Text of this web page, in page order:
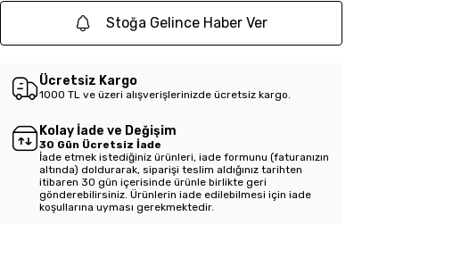
Stoğa Gelince Haber Ver
Ücretsiz Kargo
1000 TL ve üzeri alışverişlerinizde ücretsiz kargo.
Kolay İade ve Değişim
30 Gün Ücretsiz İade
İade etmek istediğiniz ürünleri, iade formunu (faturanızın
altında) doldurarak, siparişi teslim aldığınız tarihten
itibaren 30 gün içerisinde ürünle birlikte geri
gönderebilirsiniz. Ürünlerin iade edilebilmesi için iade
koşullarına uyması gerekmektedir.